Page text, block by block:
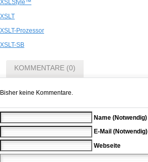
XSLStyle™
XSLT
XSLT-Prozessor
XSLT-SB
KOMMENTARE (0)
Bisher keine Kommentare.
Name (Notwendig)
E-Mail (Notwendig)
Webseite